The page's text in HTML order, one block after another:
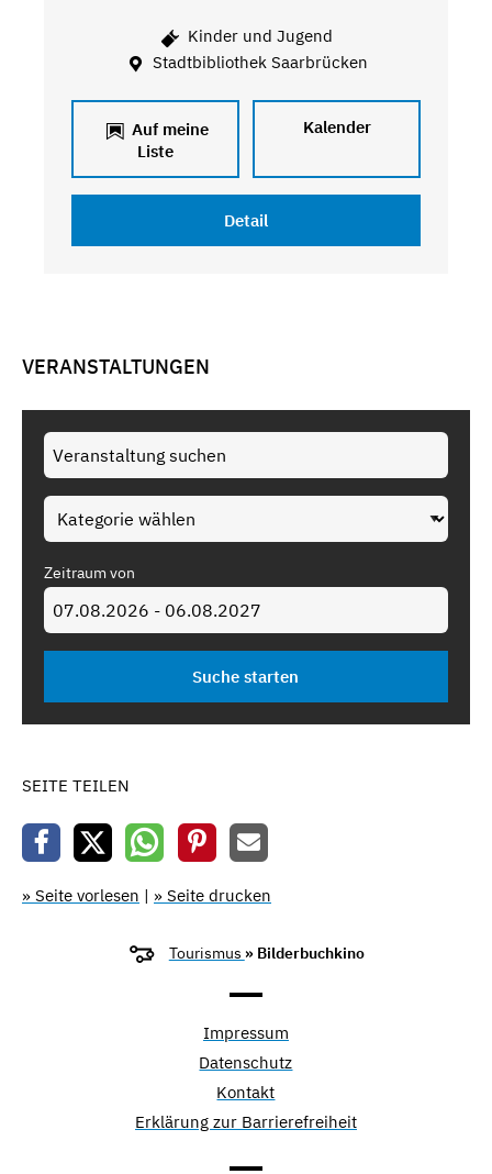
Kinder und Jugend
Stadtbibliothek Saarbrücken
Auf meine
Liste
Kalender
Detail
VERANSTALTUNGEN
Zeitraum von
SEITE TEILEN
» Seite vorlesen | » Seite drucken
Tourismus » Bilderbuchkino
Impressum
Datenschutz
Kontakt
Erklärung zur Barrierefreiheit